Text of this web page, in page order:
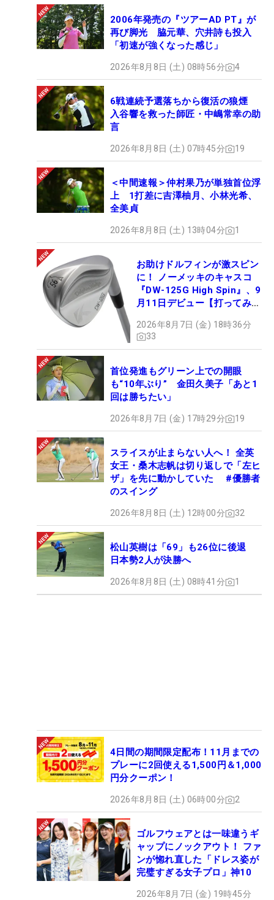
2006年発売の『ツアーAD PT』が
再び脚光 脇元華、穴井詩も投入
「初速が強くなった感じ」
2026年8月8日 (土) 08時56分 4
6戦連続予選落ちから復活の狼煙
入谷響を救った師匠・中嶋常幸の助
言
2026年8月8日 (土) 07時45分 19
＜中間速報＞仲村果乃が単独首位浮
上 1打差に吉澤柚月、小林光希、
全美貞
2026年8月8日 (土) 13時04分 1
お助けドルフィンが激スピン
に！ ノーメッキのキャスコ
『DW-125G High Spin』、9
月11日デビュー【打ってみ
2026年8月7日 (金) 18時36分
33
首位発進もグリーン上での開眼
も“10年ぶり” 金田久美子「あと1
回は勝ちたい」
2026年8月7日 (金) 17時29分 19
スライスが止まらない人へ！ 全英
女王・桑木志帆は切り返しで「左ヒ
ザ」を先に動かしていた #優勝者
のスイング
2026年8月8日 (土) 12時00分 32
松山英樹は「69」も26位に後退
日本勢2人が決勝へ
2026年8月8日 (土) 08時41分 1
4日間の期間限定配布！11月までの
プレーに2回使える1,500円＆1,000
円分クーポン！
2026年8月8日 (土) 06時00分 2
ゴルフウェアとは一味違うギ
ャップにノックアウト！ ファ
ンが惚れ直した「ドレス姿が
完璧すぎる女子プロ」神10
2026年8月7日 (金) 19時45分